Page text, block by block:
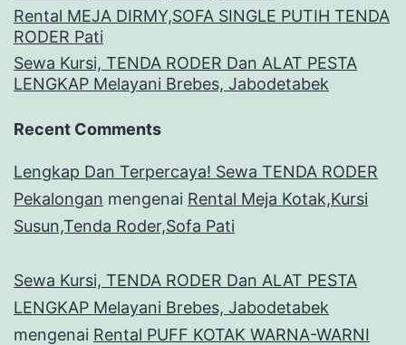
Rental MEJA DIRMY,SOFA SINGLE PUTIH TENDA
RODER Pati
Sewa Kursi, TENDA RODER Dan ALAT PESTA
LENGKAP Melayani Brebes, Jabodetabek
Recent Comments
Lengkap Dan Terpercaya! Sewa TENDA RODER
Pekalongan mengenai Rental Meja Kotak,Kursi
Susun,Tenda Roder,Sofa Pati
Sewa Kursi, TENDA RODER Dan ALAT PESTA
LENGKAP Melayani Brebes, Jabodetabek
mengenai Rental PUFF KOTAK WARNA-WARNI